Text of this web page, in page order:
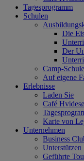
Tagesprogramm
Schulen
Die
Der
Camp-
Auf eigene
Erlebnisse
Laden Sie
Café
Karte von
Unternehmen
Business
Geführte